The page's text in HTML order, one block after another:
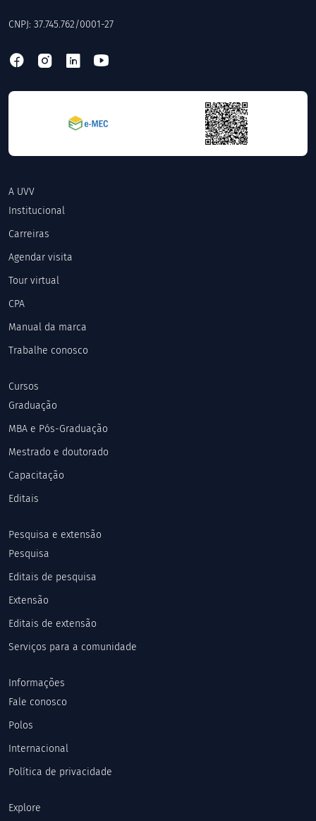
CNPJ: 37.745.762/0001-27
A UVV
Institucional
Carreiras
Agendar visita
Tour virtual
CPA
Manual da marca
Trabalhe conosco
Cursos
Graduação
MBA e Pós-Graduação
Mestrado e doutorado
Capacitação
Editais
Pesquisa e extensão
Pesquisa
Editais de pesquisa
Extensão
Editais de extensão
Serviços para a comunidade
Informações
Fale conosco
Polos
Internacional
Política de privacidade
Explore